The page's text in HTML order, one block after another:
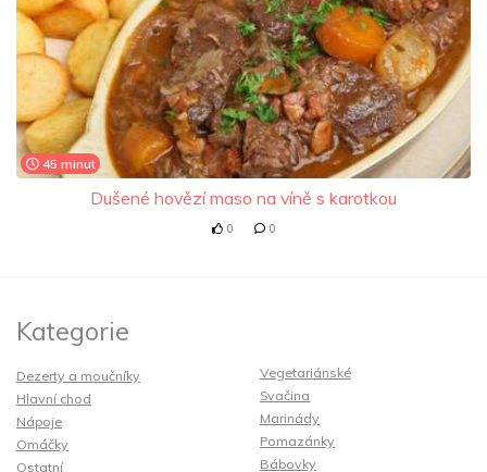
45 minut
Dušené hovězí maso na víně s karotkou
0 0
Kategorie
Dezerty a moučníky
Hlavní chod
Nápoje
Omáčky
Ostatní
Vegetariánské
Svačina
Marinády
Pomazánky
Bábovky